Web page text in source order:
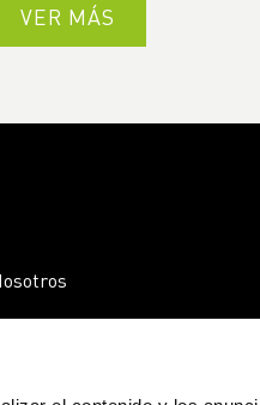
VER MÁS